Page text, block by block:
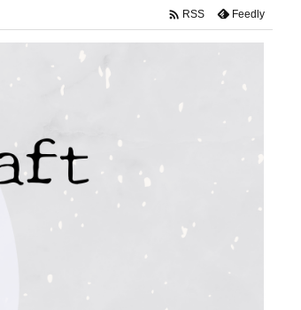
 RSS Feedly